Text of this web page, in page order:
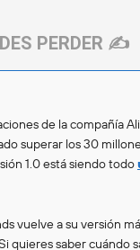
PERDER ✍️
de la compañía
superar los 30
1.0 está siendo todo
vuelve a su versión
quieres saber cuándo